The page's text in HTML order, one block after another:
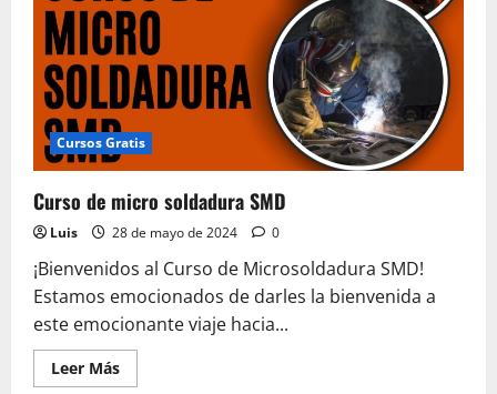
Cursos Gratis
Curso de micro soldadura SMD
Luis 28 de mayo de 2024 0
¡Bienvenidos al Curso de Microsoldadura SMD!
Estamos emocionados de darles la bienvenida a
este emocionante viaje hacia...
Leer MásLeer
más